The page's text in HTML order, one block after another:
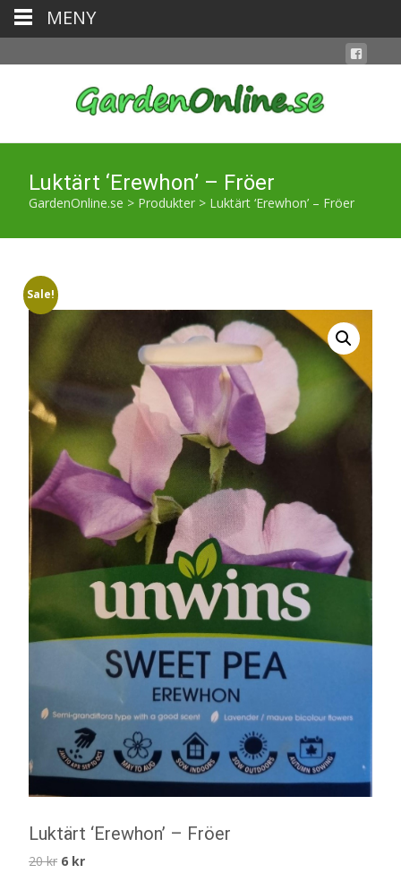
Luktärt ‘Erewhon’ – Fröer
GardenOnline.se > Produkter > Luktärt ‘Erewhon’ – Fröer
Sale!
Luktärt ‘Erewhon’ – Fröer
20kr Det
6 krDet
MENY